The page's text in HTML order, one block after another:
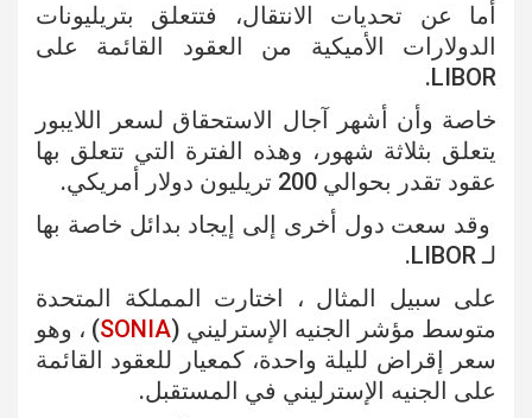
أما عن تحديات الانتقال، فتتعلق بتريليونات
الدولارات الأميكية من العقود القائمة على
LIBOR.
خاصة وأن أشهر آجال الاستحقاق لسعر اللايبور
يتعلق بثلاثة شهور، وهذه الفترة التي تتعلق بها
عقود تقدر بحوالي 200 تريليون دولار أمريكي.
وقد سعت دول أخرى إلى إيجاد بدائل خاصة بها
لـ LIBOR.
على سبيل المثال ، اختارت المملكة المتحدة
متوسط ​​مؤشر الجنيه الإسترليني (SONIA) ، وهو
سعر إقراض لليلة واحدة، كمعيار للعقود القائمة
على الجنيه الإسترليني في المستقبل.